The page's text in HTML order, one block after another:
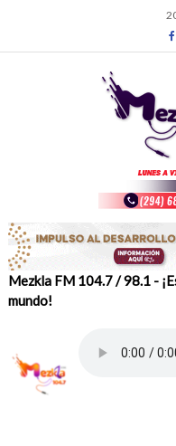
content
Mezkla FM 104.7 / 98.1 -
mundo!